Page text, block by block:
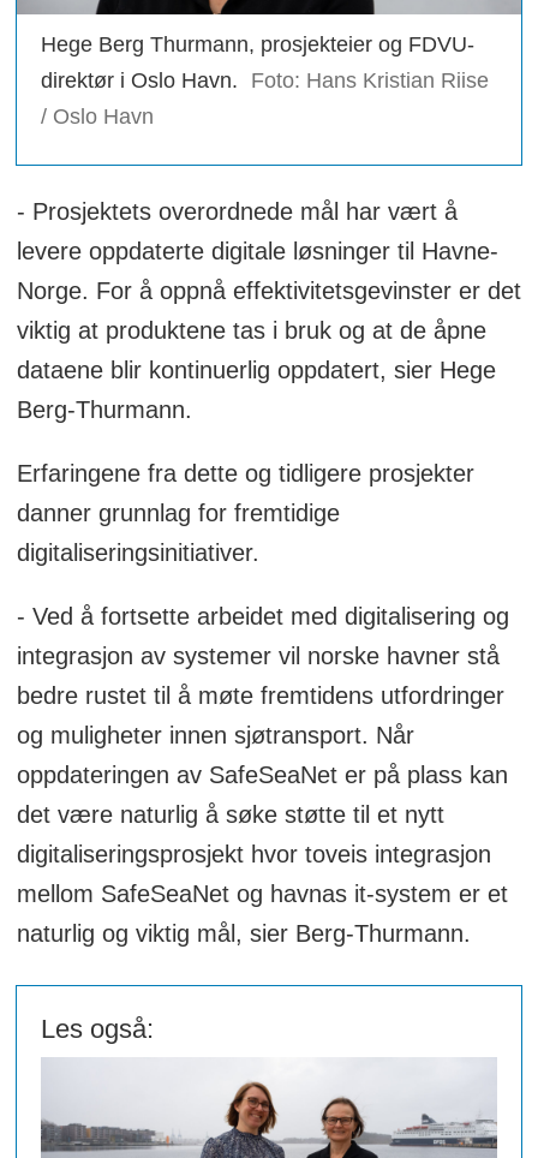
Hege Berg Thurmann, prosjekteier og FDVU-
direktør i Oslo Havn.
Foto: Hans Kristian Riise
/ Oslo Havn
- Prosjektets overordnede mål har vært å
levere oppdaterte digitale løsninger til Havne-
Norge. For å oppnå effektivitetsgevinster er det
viktig at produktene tas i bruk og at de åpne
dataene blir kontinuerlig oppdatert, sier Hege
Berg-Thurmann.
Erfaringene fra dette og tidligere prosjekter
danner grunnlag for fremtidige
digitaliseringsinitiativer.
- Ved å fortsette arbeidet med digitalisering og
integrasjon av systemer vil norske havner stå
bedre rustet til å møte fremtidens utfordringer
og muligheter innen sjøtransport. Når
oppdateringen av SafeSeaNet er på plass kan
det være naturlig å søke støtte til et nytt
digitaliseringsprosjekt hvor toveis integrasjon
mellom SafeSeaNet og havnas it-system er et
naturlig og viktig mål, sier Berg-Thurmann.
Les også: